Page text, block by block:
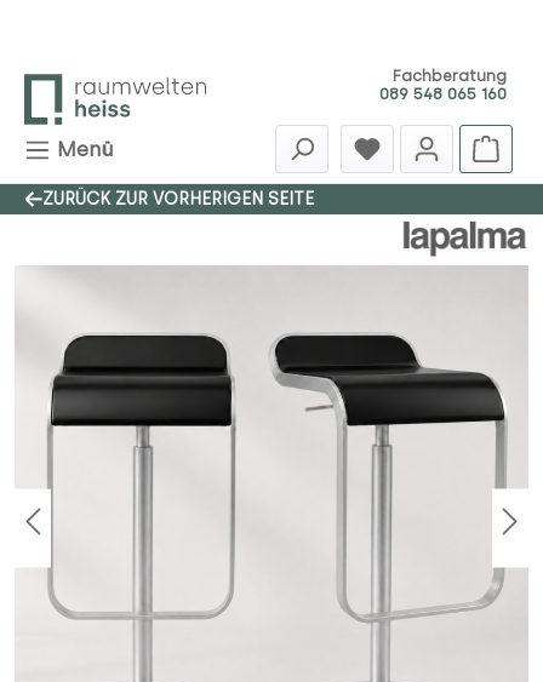
Fachberatung
089 548 065 160
Menü
ZURÜCK ZUR VORHERIGEN SEITE